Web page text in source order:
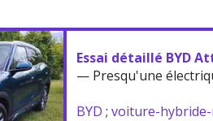
Essai détaillé BYD
— Presqu'une
BYD ;voiture-